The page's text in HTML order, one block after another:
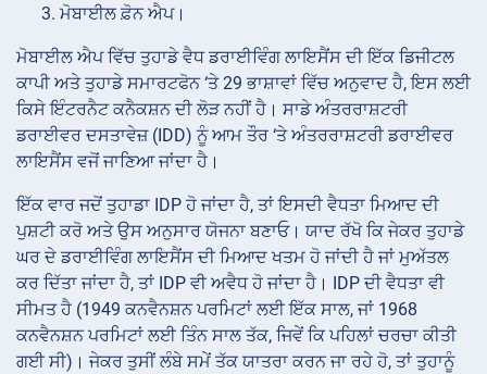
ਮੋਬਾਈਲ ਫ਼ੋਨ ਐਪ।
ਮੋਬਾਈਲ ਐਪ ਵਿੱਚ ਤੁਹਾਡੇ ਵੈਧ ਡਰਾਈਵਿੰਗ ਲਾਇਸੈਂਸ ਦੀ ਇੱਕ ਡਿਜੀਟਲ
ਕਾਪੀ ਅਤੇ ਤੁਹਾਡੇ ਸਮਾਰਟਫੋਨ ‘ਤੇ 29 ਭਾਸ਼ਾਵਾਂ ਵਿੱਚ ਅਨੁਵਾਦ ਹੈ, ਇਸ ਲਈ
ਕਿਸੇ ਇੰਟਰਨੈਟ ਕਨੈਕਸ਼ਨ ਦੀ ਲੋੜ ਨਹੀਂ ਹੈ। ਸਾਡੇ ਅੰਤਰਰਾਸ਼ਟਰੀ
ਡਰਾਈਵਰ ਦਸਤਾਵੇਜ਼ (IDD) ਨੂੰ ਆਮ ਤੌਰ ‘ਤੇ ਅੰਤਰਰਾਸ਼ਟਰੀ ਡਰਾਈਵਰ
ਲਾਇਸੈਂਸ ਵਜੋਂ ਜਾਣਿਆ ਜਾਂਦਾ ਹੈ।
ਇੱਕ ਵਾਰ ਜਦੋਂ ਤੁਹਾਡਾ IDP ਹੋ ਜਾਂਦਾ ਹੈ, ਤਾਂ ਇਸਦੀ ਵੈਧਤਾ ਮਿਆਦ ਦੀ
ਪੁਸ਼ਟੀ ਕਰੋ ਅਤੇ ਉਸ ਅਨੁਸਾਰ ਯੋਜਨਾ ਬਣਾਓ। ਯਾਦ ਰੱਖੋ ਕਿ ਜੇਕਰ ਤੁਹਾਡੇ
ਘਰ ਦੇ ਡਰਾਈਵਿੰਗ ਲਾਇਸੈਂਸ ਦੀ ਮਿਆਦ ਖਤਮ ਹੋ ਜਾਂਦੀ ਹੈ ਜਾਂ ਮੁਅੱਤਲ
ਕਰ ਦਿੱਤਾ ਜਾਂਦਾ ਹੈ, ਤਾਂ IDP ਵੀ ਅਵੈਧ ਹੋ ਜਾਂਦਾ ਹੈ। IDP ਦੀ ਵੈਧਤਾ ਵੀ
ਸੀਮਤ ਹੈ (1949 ਕਨਵੈਨਸ਼ਨ ਪਰਮਿਟਾਂ ਲਈ ਇੱਕ ਸਾਲ, ਜਾਂ 1968
ਕਨਵੈਨਸ਼ਨ ਪਰਮਿਟਾਂ ਲਈ ਤਿੰਨ ਸਾਲ ਤੱਕ, ਜਿਵੇਂ ਕਿ ਪਹਿਲਾਂ ਚਰਚਾ ਕੀਤੀ
ਗਈ ਸੀ)। ਜੇਕਰ ਤੁਸੀਂ ਲੰਬੇ ਸਮੇਂ ਤੱਕ ਯਾਤਰਾ ਕਰਨ ਜਾ ਰਹੇ ਹੋ, ਤਾਂ ਤੁਹਾਨੂੰ